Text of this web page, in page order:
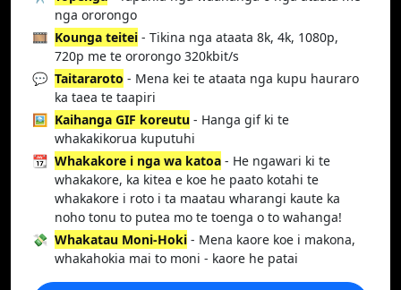
nga ororongo
🎞️ Kounga teitei - Tikina nga ataata 8k, 4k, 1080p,
720p me te ororongo 320kbit/s
💬 Taitararoto - Mena kei te ataata nga kupu hauraro
ka taea te taapiri
🖼️ Kaihanga GIF koreutu - Hanga gif ki te
whakakikorua kuputuhi
📆 Whakakore i nga wa katoa - He ngawari ki te
whakakore, ka kitea e koe he paato kotahi te
whakakore i roto i ta maatau wharangi kaute ka
noho tonu to putea mo te toenga o to wahanga!
💸 Whakatau Moni-Hoki - Mena kaore koe i makona,
whakahokia mai to moni - kaore he patai